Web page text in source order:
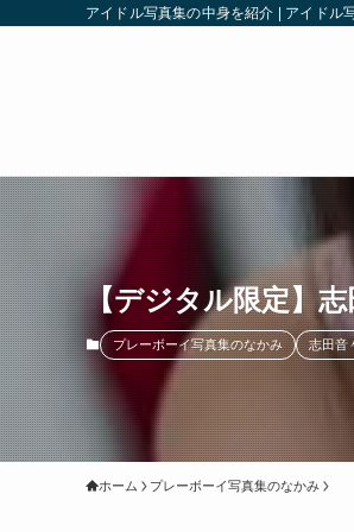
アイドル写真集の中身を紹介 | アイドル
【デジタル限定】
プレーボーイ写真集のなかみ 志田音
ホーム プレーボーイ写真集のなかみ